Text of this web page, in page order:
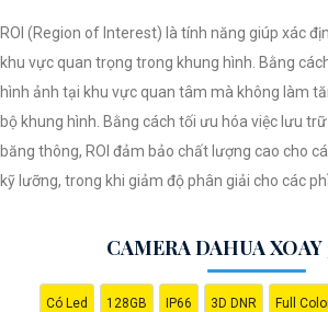
ROI (Region of Interest) là tính năng giúp xác
khu vực quan trọng trong khung hình. Bằng
hình ảnh tại khu vực quan tâm mà không làm
bộ khung hình. Bằng cách tối ưu hóa việc lưu
băng thông, ROI đảm bảo chất lượng cao cho
kỹ lưỡng, trong khi giảm độ phân giải cho các
CAMERA DAHUA
Có Led 128GB IP66 3D DNR Full